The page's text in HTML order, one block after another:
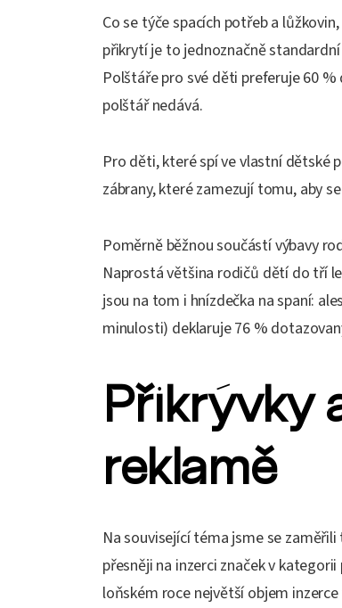
Co se týče spacích potřeb a
přikrytí je to jednoznačně
Polštáře pro své děti preferuje 60
polštář nedává.
Pro děti, které spí ve vlastní dětské
zábrany, které zamezují tomu, aby
Poměrně běžnou součástí výbavy
Naprostá většina rodičů dětí do tří
jsou na tom i hnízdečka na spaní:
minulosti) deklaruje 76 %
Přikrývky
reklamě
Na související téma jsme se
přesněji na inzerci značek v
loňském roce největší objem